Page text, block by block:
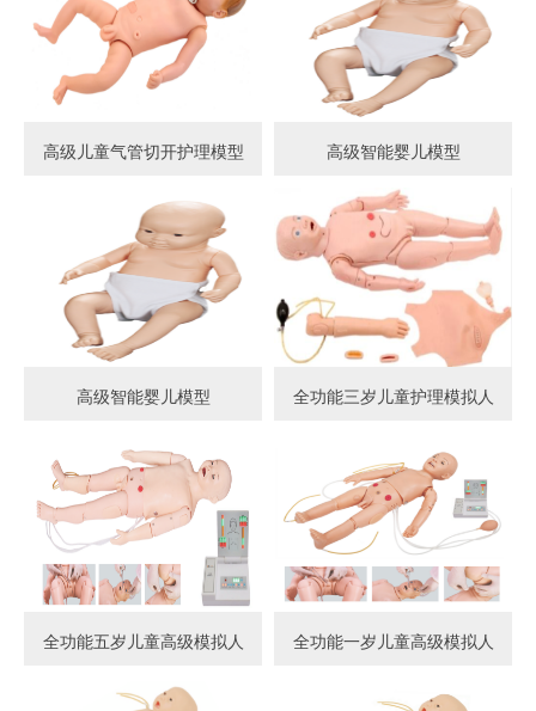
高级儿童气管切开护理模型 高级智能婴儿模型
高级智能婴儿模型 全功能三岁儿童护理模拟人
全功能五岁儿童高级模拟人 全功能一岁儿童高级模拟人